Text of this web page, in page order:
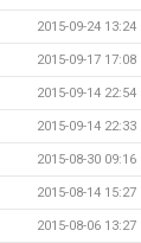
2015-09-24 13:24
2015-09-17 17:08
2015-09-14 22:54
2015-09-14 22:33
2015-08-30 09:16
2015-08-14 15:27
2015-08-06 13:27